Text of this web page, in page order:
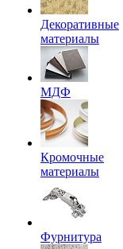
Декоративные
материалы
МДФ
Кромочные
материалы
Фурнитура